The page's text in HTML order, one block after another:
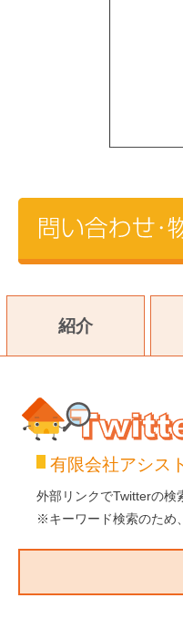
紹介
Twitter
有限会社アシス
外部リンクでTwitterの検
※キーワード検索のため